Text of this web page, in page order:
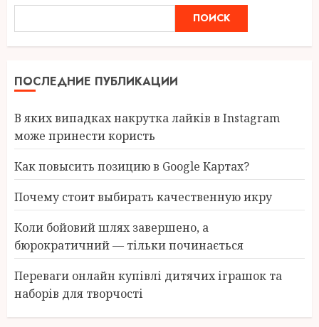
ПОИСК
ПОСЛЕДНИЕ ПУБЛИКАЦИИ
В яких випадках накрутка лайків в Instagram
може принести користь
Как повысить позицию в Google Картах?
Почему стоит выбирать качественную икру
Коли бойовий шлях завершено, а
бюрократичний — тільки починається
Переваги онлайн купівлі дитячих іграшок та
наборів для творчості